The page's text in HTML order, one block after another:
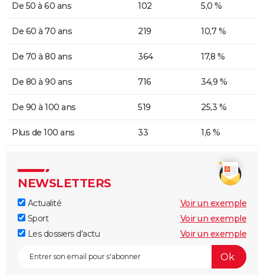
De 50 à 60 ans 102 5,0 %
De 60 à 70 ans 219 10,7 %
De 70 à 80 ans 364 17,8 %
De 80 à 90 ans 716 34,9 %
De 90 à 100 ans 519 25,3 %
Plus de 100 ans 33 1,6 %
NEWSLETTERS
Actualité
Voir un exemple
Sport
Voir un exemple
Les dossiers d'actu
Voir un exemple